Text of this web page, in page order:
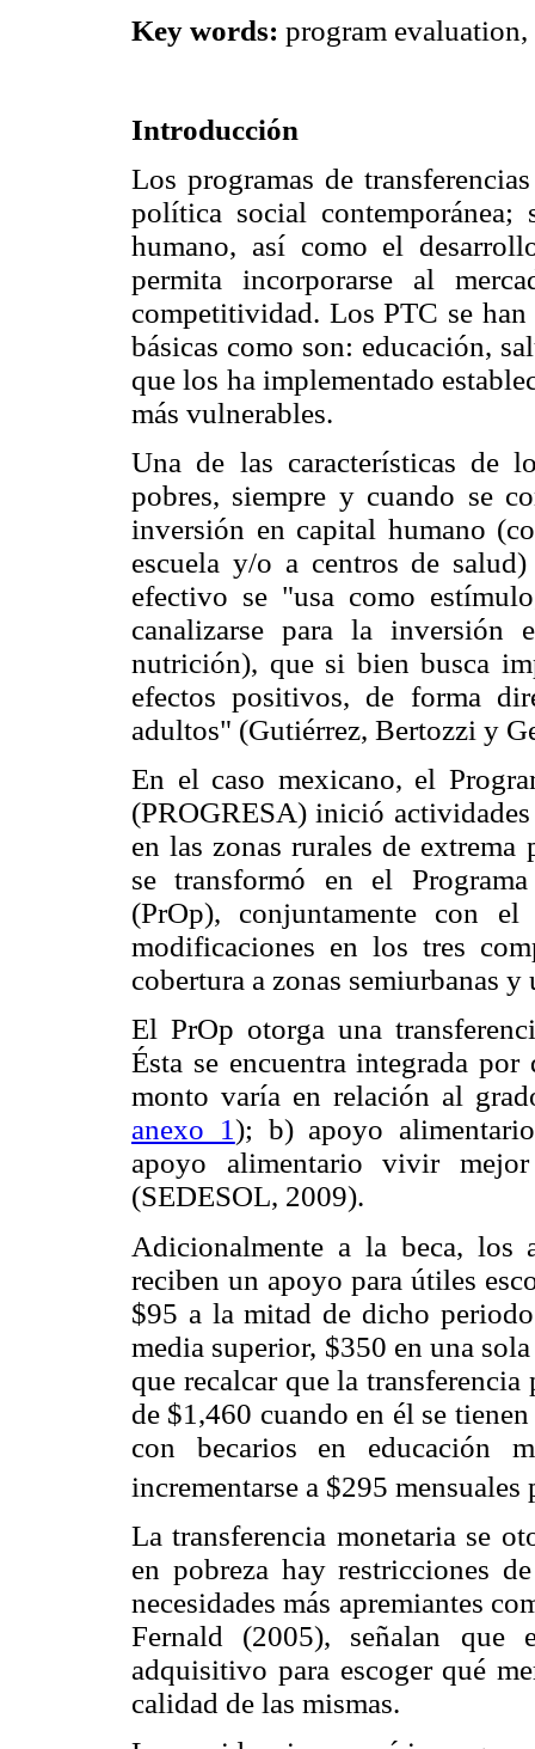
Key words: program
Introducción
Los programas de
política social
humano, así como el
permita incorporarse al
competitividad. Los PTC se han
básicas como son: educación,
que los ha implementado
más vulnerables.
Una de las características de
pobres, siempre y cuando se
inversión en capital humano
escuela y/o a centros de
efectivo se "usa como
canalizarse para la inversión
nutrición), que si bien busca
efectos positivos, de forma
adultos" (Gutiérrez, Bertozzi y
En el caso mexicano, el
(PROGRESA) inició
en las zonas rurales de
se transformó en el
(PrOp), conjuntamente con
modificaciones en los tres
cobertura a zonas semiurbanas y
El PrOp otorga una
Ésta se encuentra integrada
monto varía en relación al
anexo 1); b) apoyo
apoyo alimentario vivir
(SEDESOL, 2009).
Adicionalmente a la beca, los
reciben un apoyo para útiles
$95 a la mitad de dicho
media superior, $350 en una
que recalcar que la
de $1,460 cuando en él se
con becarios en educación
incrementarse a $295
La transferencia monetaria se
en pobreza hay restricciones
necesidades más apremiantes
Fernald (2005), señalan que
adquisitivo para escoger qué
calidad de las mismas.